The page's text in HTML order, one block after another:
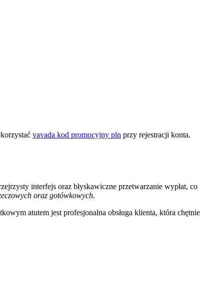
vavada kod promocyjny pln przy rejestracji konta.
interfejs oraz błyskawiczne przetwarzanie wypłat, co
oraz gotówkowych.
atutem jest profesjonalna obsługa klienta, która chętnie